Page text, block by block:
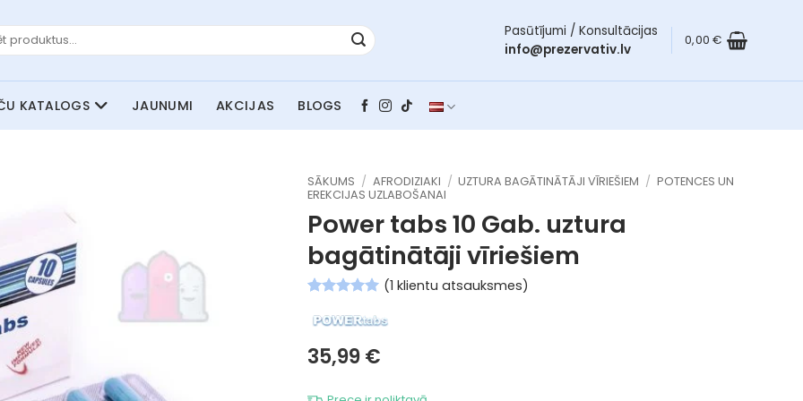
Pasūtījumi / Konsultācijas
info@prezervativ.lv
0,00€
JAUNUMI AKCIJAS BLOGS
SĀKUMS / AFRODIZIAKI / UZTURA BAGĀTINĀTĀJI VĪRIEŠIEM / POTENCES UN
EREKCIJAS UZLABOŠANAI
Power tabs 10 Gab. uztura
bagātinātāji vīriešiem
no 5
pircēju
vērtējumiem
(1 klientu atsauksmes)
35,99€